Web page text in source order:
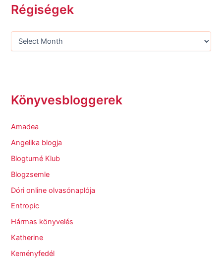
Régiségek
Könyvesbloggerek
Amadea
Angelika blogja
Blogturné Klub
Blogzsemle
Dóri online olvasónaplója
Entropic
Hármas könyvelés
Katherine
Keményfedél